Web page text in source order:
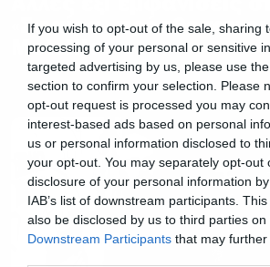
If you wish to opt-out of the sale, sharing
processing of your personal or sensitive
targeted advertising by us, please use
section to confirm your selection. Please
opt-out request is processed you may
interest-based ads based on personal
us or personal information disclosed to
your opt-out. You may separately opt-out
disclosure of your personal information
IAB’s list of downstream participants.
also be disclosed by us to third parties on
Downstream Participants that may
«Σφαίρα» πρόσθεσαν οι
Metallica